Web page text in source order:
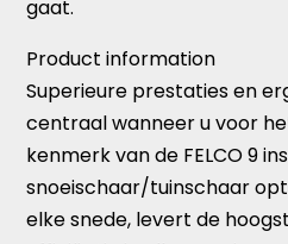
gaat.
Product information
Superieure prestaties en
centraal wanneer u voor
kenmerk van de FELCO 9
snoeischaar/tuinschaar
elke snede, levert de